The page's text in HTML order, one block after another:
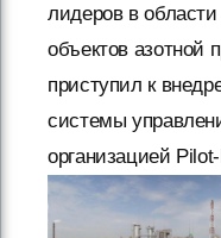
лидеров в области
объектов азотной
приступил к
системы
организацией